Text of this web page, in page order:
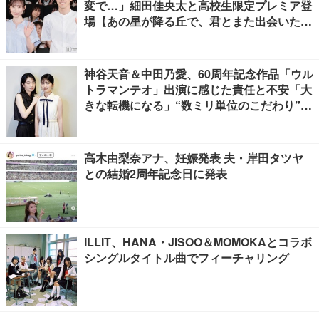
変で…」細田佳央太と高校生限定プレミア登
場【あの星が降る丘で、君とまた出会いた
神谷天音＆中田乃愛、60周年記念作品「ウル
トラマンテオ」出演に感じた責任と不安「大
きな転機になる」“数ミリ単位のこだわり”特
高木由梨奈アナ、妊娠発表 夫・岸田タツヤ
との結婚2周年記念日に発表
ILLIT、HANA・JISOO＆MOMOKAとコラボ
シングルタイトル曲でフィーチャリング